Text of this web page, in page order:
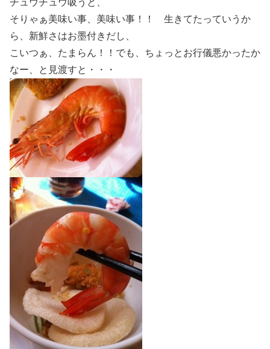
チュウチュウ吸うと、
そりゃぁ美味い事、美味い事！！ 生きてたっていうか
ら、新鮮さはお墨付きだし、
こいつぁ、たまらん！！でも、ちょっとお行儀悪かったか
なー、と見渡すと・・・